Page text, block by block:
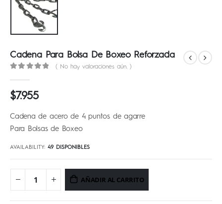
Cadena Para Bolsa De Boxeo Reforzada
( No hay valoraciones aún. )
$7.955
Cadena de acero de 4 puntos de agarre
Para Bolsas de Boxeo
AVAILABILITY: 49 DISPONIBLES
AÑADIR AL CARRITO